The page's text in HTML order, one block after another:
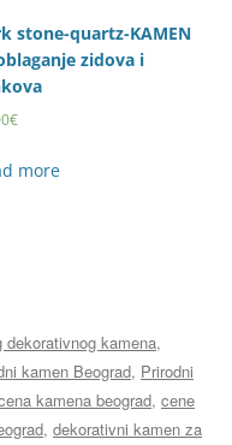
stone-quartz-KAMEN
zidova i
€
more
dekorativnog kamena,
kamen Beograd, Prirodni
kamena beograd, cene
, dekorativni kamen za